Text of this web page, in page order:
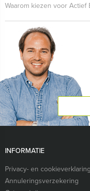
Waarom kiezen voor Actief
INFORMATIE
Privacy- en cookieverklaring
Annuleringsverzekering